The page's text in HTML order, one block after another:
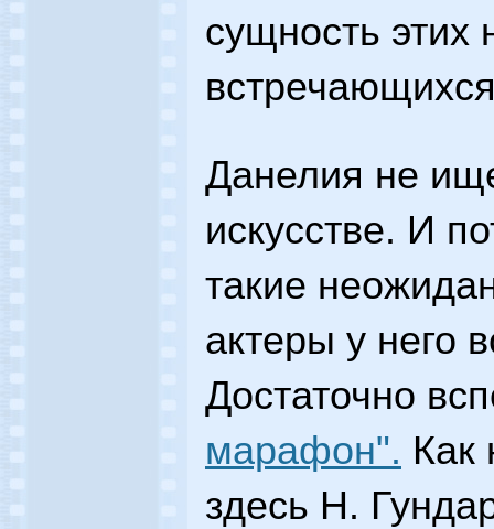
сущность этих
Данелия не
искусстве. И
такие
актеры у него
Достаточно
марафон". Как
здесь Н.